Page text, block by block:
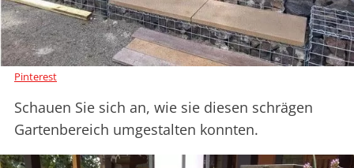
Pinterest
Schauen Sie sich an, wie sie diesen schrägen
Gartenbereich umgestalten konnten.